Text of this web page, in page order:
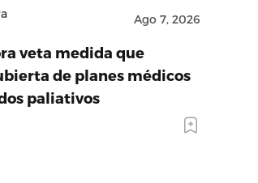
Ago 7, 2026
veta medida que
de planes médicos
paliativos